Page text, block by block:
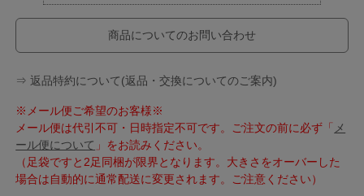
商品についてのお問い合わせ
⇒ 返品特約について(返品・交換についてのご案内)
※メール便ご希望のお客様※
メール便は代引不可・日時指定不可です。ご注文の前に必ず「 メ
ール便について 」をお読みください。
（足袋ですと2足同梱が限界となります。大きさをオーバーした
場合は自動的に通常配送に変更されます。ご注意ください）